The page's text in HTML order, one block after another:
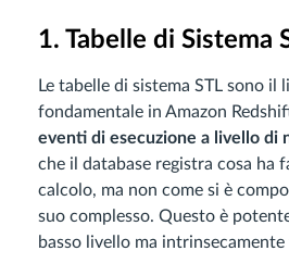
1. Tabelle di Sistema
Le tabelle di sistema STL sono
fondamentale in Amazon
eventi di esecuzione a livello di
che il database registra cosa ha
calcolo, ma non come si è
suo complesso. Questo è
basso livello ma